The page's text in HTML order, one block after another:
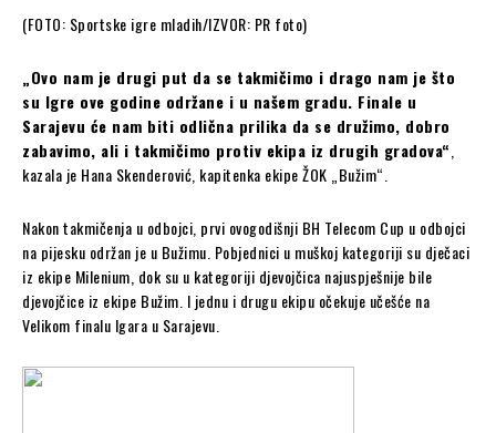
(FOTO: Sportske igre mladih/IZVOR: PR foto)
„Ovo nam je drugi put da se takmičimo i drago nam je što
su Igre ove godine održane i u našem gradu. Finale u
Sarajevu će nam biti odlična prilika da se družimo, dobro
zabavimo, ali i takmičimo protiv ekipa iz drugih gradova“
kazala je Hana Skenderović, kapitenka ekipe ŽOK „Bužim“.
Nakon takmičenja u odbojci, prvi ovogodišnji BH Telecom Cup u odbojci
na pijesku održan je u Bužimu. Pobjednici u muškoj kategoriji su dječaci
iz ekipe Milenium, dok su u kategoriji djevojčica najuspješnije bile
djevojčice iz ekipe Bužim. I jednu i drugu ekipu očekuje učešće na
Velikom finalu Igara u Sarajevu.